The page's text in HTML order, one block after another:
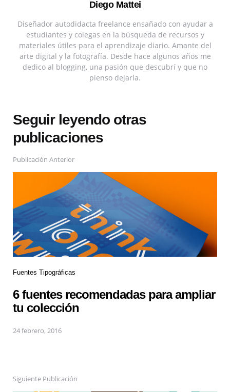
Diego Mattei
Diseñador autodidacta freelance ensañado con ayudar a
estudiantes y colegas en la búsqueda de recursos y
materiales útiles para el aprendizaje diario. Amante del
arte digital y la fotografía. Desde hace algunos años me
dedico al blogging, una pasión que descubrí y que no
pienso dejarla.
Seguir leyendo otras
publicaciones
Publicación Anterior
Fuentes Tipográficas
6 fuentes recomendadas para ampliar
tu colección
24 febrero, 2016
Siguiente Publicación